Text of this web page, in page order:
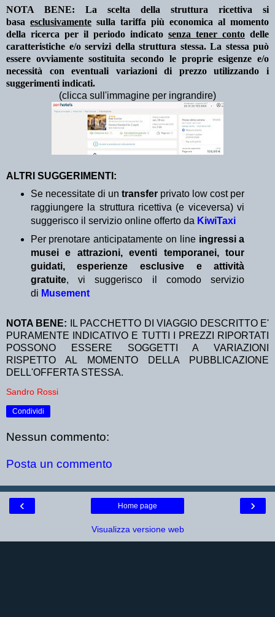
NOTA BENE: La scelta della struttura ricettiva si
basa esclusivamente sulla tariffa più economica al momento
della ricerca per il periodo indicato senza tener conto delle
caratteristiche e/o servizi della struttura stessa. La stessa può
essere ovviamente sostituita secondo le proprie esigenze e/o
necessità con eventuali variazioni di prezzo utilizzando i
suggerimenti indicati.
(clicca sull'immagine per ingrandire)
ALTRI SUGGERIMENTI:
Se necessitate di un transfer privato low cost per
raggiungere la struttura ricettiva (e viceversa) vi
suggerisco il servizio online offerto da KiwiTaxi
Per prenotare anticipatamente on line ingressi a
musei e attrazioni, eventi temporanei, tour
guidati, esperienze esclusive e attività
gratuite, vi suggerisco il comodo servizio
di Musement
NOTA BENE:
IL PACCHETTO DI VIAGGIO DESCRITTO E'
PURAMENTE INDICATIVO E TUTTI I PREZZI RIPORTATI
POSSONO ESSERE SOGGETTI A VARIAZIONI
RISPETTO AL MOMENTO DELLA PUBBLICAZIONE
DELL'OFFERTA STESSA.
Sandro Rossi
Condividi
Nessun commento:
Posta un commento
‹ ›
Home page
Visualizza versione web